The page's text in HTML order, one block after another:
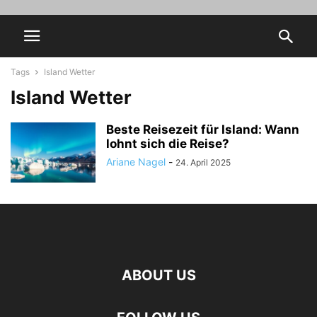
Tags Island Wetter
Island Wetter
Beste Reisezeit für Island: Wann
lohnt sich die Reise?
Ariane Nagel - 24. April 2025
ABOUT US